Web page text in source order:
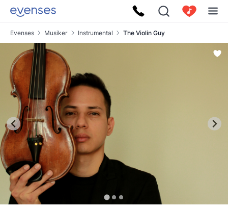
Evenses Musiker Instrumental The Violin Guy